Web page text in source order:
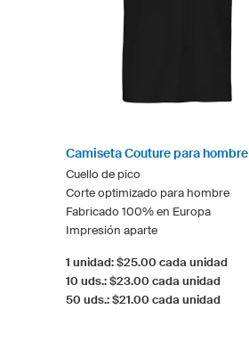
Camiseta Couture para hombre
Cuello de pico
Corte optimizado para hombre
Fabricado 100% en Europa
Impresión aparte
1 unidad: $25.00 cada unidad
10 uds.: $23.00 cada unidad
50 uds.: $21.00 cada unidad